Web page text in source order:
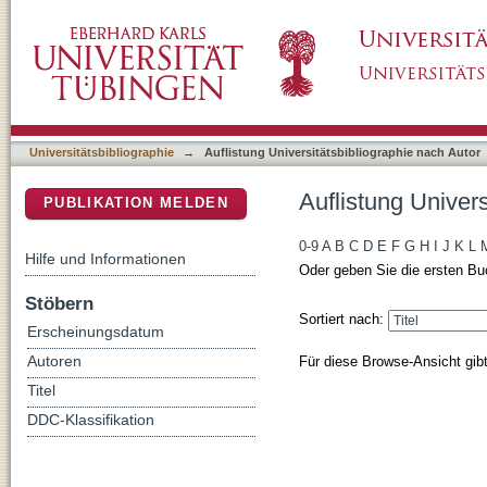
Universitätsbibliographie → Auflistung Universitätsbibliographie nach Autor
Auflistung
0-9 A B C D E F G H J K L
Oder geben Sie die ersten
Sortiert nach:
Für diese Browse-Ansicht
PUBLIKATION MELDEN
Hilfe und Informationen
Stöbern
Erscheinungsdatum
Autoren
Titel
DDC-Klassifikation